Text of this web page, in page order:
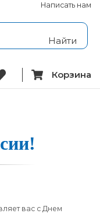
Написать нам
Корзина
вас с Днем